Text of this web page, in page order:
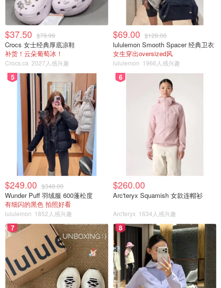
$37.50 $79.99
Crocs 女士经典厚底凉鞋
补货！云朵葡萄冰！
Crocs.ca 2027人感兴趣
$69.00 $128.00
lululemon Smooth Spacer 经典卫衣
女生穿出oversized风
lululemon 1966人感兴趣
5
$249.00 $348.00
Wunder Puff 羽绒服 600蓬松度
有细闪的黑色 拍照好看
lululemon 1852人感兴趣
6
$260.00
Arc'teryx Squamish 女款连帽衫
Arc'teryx 1634人感兴趣
7 8